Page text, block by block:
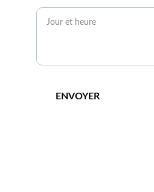
ENVOYER